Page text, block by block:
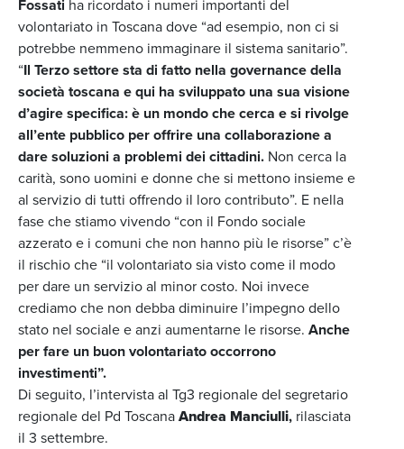
Fossati ha ricordato i numeri importanti del
volontariato in Toscana dove “ad esempio, non ci si
potrebbe nemmeno immaginare il sistema sanitario”.
“Il Terzo settore sta di fatto nella governance della
società toscana e qui ha sviluppato una sua visione
d’agire specifica: è un mondo che cerca e si rivolge
all’ente pubblico per offrire una collaborazione a
dare soluzioni a problemi dei cittadini. Non cerca la
carità, sono uomini e donne che si mettono insieme e
al servizio di tutti offrendo il loro contributo”. E nella
fase che stiamo vivendo “con il Fondo sociale
azzerato e i comuni che non hanno più le risorse” c’è
il rischio che “il volontariato sia visto come il modo
per dare un servizio al minor costo. Noi invece
crediamo che non debba diminuire l’impegno dello
stato nel sociale e anzi aumentarne le risorse. Anche
per fare un buon volontariato occorrono
investimenti”.
Di seguito, l’intervista al Tg3 regionale del segretario
regionale del Pd ToscanaAndrea Manciulli, rilasciata
il 3 settembre.